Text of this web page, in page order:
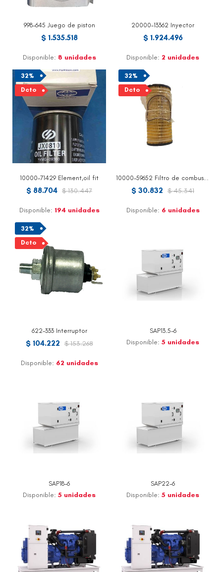
998-645 Juego de piston
$ 1.535.518
Disponible: 8 unidades
20000-13362 Inyector
$ 1.924.496
Disponible: 2 unidades
32%
Dcto
10000-71429 Element,oil fit
$ 88.704 $ 130.447
Disponible: 194 unidades
32%
Dcto
10000-59652 Filtro de combustible
$ 30.832 $ 45.341
Disponible: 6 unidades
32%
Dcto
622-333 Interruptor
$ 104.222 $ 153.268
Disponible: 62 unidades
SAP13.5-6
Disponible: 5 unidades
SAP18-6
Disponible: 5 unidades
SAP22-6
Disponible: 5 unidades